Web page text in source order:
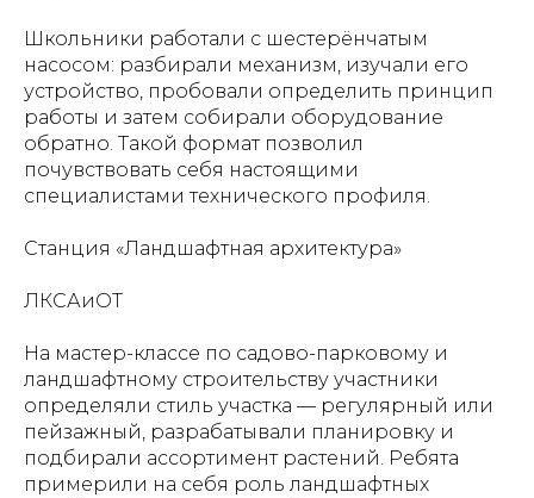
Школьники работали с шестерёнчатым
насосом: разбирали механизм, изучали его
устройство, пробовали определить принцип
работы и затем собирали оборудование
обратно. Такой формат позволил
почувствовать себя настоящими
специалистами технического профиля.
Станция «Ландшафтная архитектура»
ЛКСАиОТ
На мастер-классе по садово-парковому и
ландшафтному строительству участники
определяли стиль участка — регулярный или
пейзажный, разрабатывали планировку и
подбирали ассортимент растений. Ребята
примерили на себя роль ландшафтных